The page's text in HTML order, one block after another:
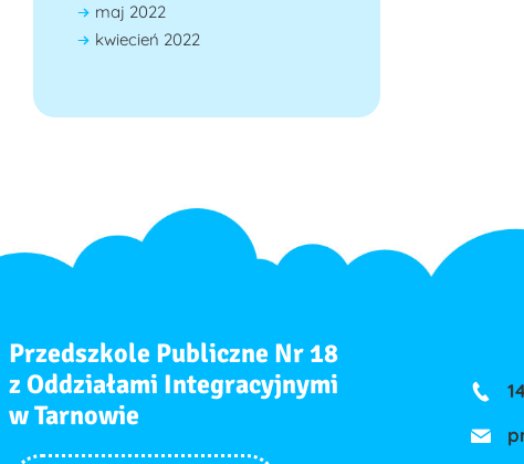
maj 2022
kwiecień 2022
Przedszkole Publiczne Nr 18
z Oddziałami Integracyjnymi
w Tarnowie